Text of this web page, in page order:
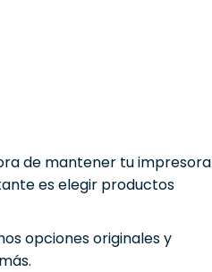
de mantener tu impresora
es elegir productos
opciones originales y